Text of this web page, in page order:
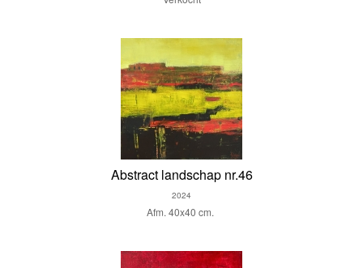
Abstract landschap nr.46
2024
Afm. 40x40 cm.